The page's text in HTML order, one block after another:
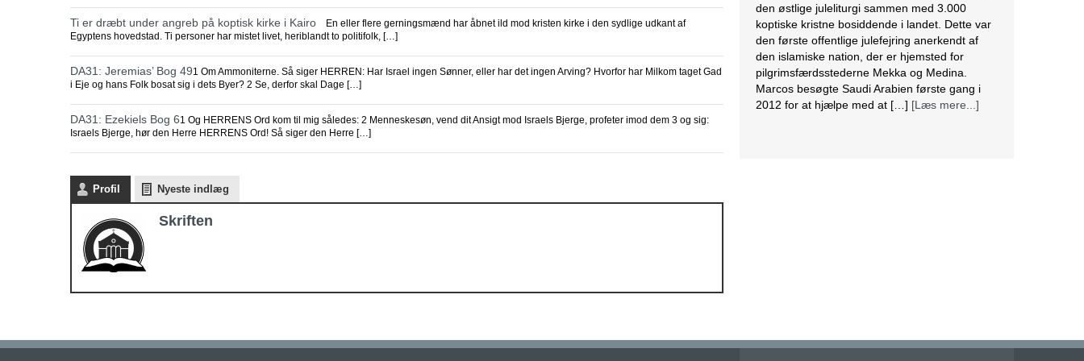
Ti er dræbt under angreb på koptisk kirke i Kairo En eller flere gerningsmænd har åbnet ild mod kristen kirke i den sydlige udkant af
Egyptens hovedstad. Ti personer har mistet livet, heriblandt to politifolk, […]
DA31: Jeremias’ Bog 491 Om Ammoniterne. Så siger HERREN: Har Israel ingen Sønner, eller har det ingen Arving? Hvorfor har Milkom taget Gad
i Eje og hans Folk bosat sig i dets Byer? 2 Se, derfor skal Dage […]
DA31: Ezekiels Bog 61 Og HERRENS Ord kom til mig således: 2 Menneskesøn, vend dit Ansigt mod Israels Bjerge, profeter imod dem 3 og sig:
Israels Bjerge, hør den Herre HERRENS Ord! Så siger den Herre […]
Profil Nyeste indlæg
Skriften
den første offentlige julefejring anerkendt af
den islamiske nation, der er hjemsted for
pilgrimsfærdsstederne Mekka og Medina.
Marcos besøgte Saudi Arabien første gang i
2012 for at hjælpe med at […][Læs mere...]
Lesbisk par i Costa Rica bliver viet efter
forståelser med Israel og USA for at være